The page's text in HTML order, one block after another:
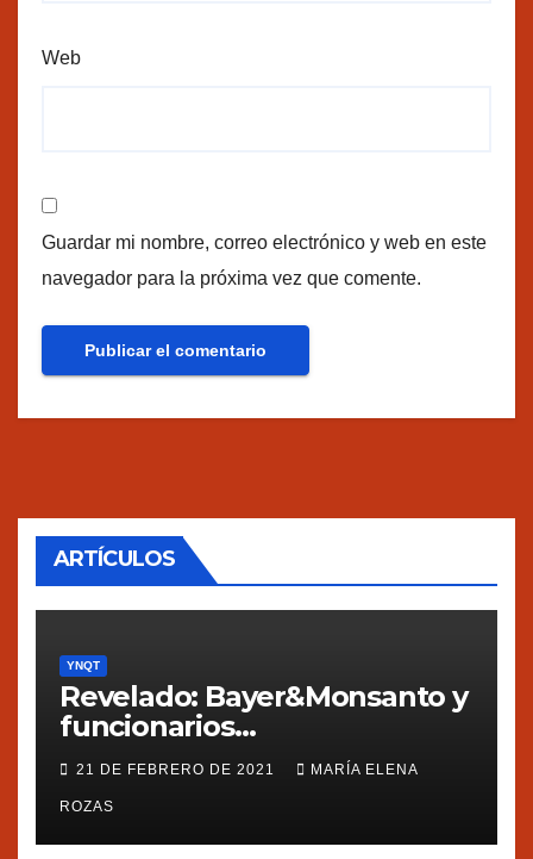
Web
Guardar mi nombre, correo electrónico y web en este
navegador para la próxima vez que comente.
ARTÍCULOS
YNQT
Revelado: Bayer&Monsanto y
funcionarios
estadounidenses
presionaron a México
21 DE FEBRERO DE 2021 MARÍA ELENA
ROZAS